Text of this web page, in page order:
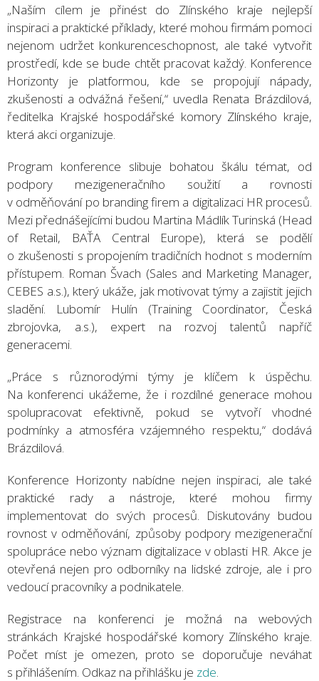
„Naším cílem je přinést do Zlínského kraje nejlepší
inspiraci a praktické příklady, které mohou firmám pomoci
nejenom udržet konkurenceschopnost, ale také vytvořit
prostředí, kde se bude chtět pracovat každý. Konference
Horizonty je platformou, kde se propojují nápady,
zkušenosti a odvážná řešení,“ uvedla Renata Brázdilová,
ředitelka Krajské hospodářské komory Zlínského kraje,
která akci organizuje.
Program konference slibuje bohatou škálu témat, od
podpory mezigeneračního soužití a rovnosti
v odměňování po branding firem a digitalizaci HR procesů.
Mezi přednášejícími budou Martina Mádlík Turinská (Head
of Retail, BAŤA Central Europe), která se podělí
o zkušenosti s propojením tradičních hodnot s moderním
přístupem. Roman Švach (Sales and Marketing Manager,
CEBES a.s.), který ukáže, jak motivovat týmy a zajistit jejich
sladění. Lubomír Hulín (Training Coordinator, Česká
zbrojovka, a.s.), expert na rozvoj talentů napříč
generacemi.
„Práce s různorodými týmy je klíčem k úspěchu.
Na konferenci ukážeme, že i rozdílné generace mohou
spolupracovat efektivně, pokud se vytvoří vhodné
podmínky a atmosféra vzájemného respektu,“ dodává
Brázdilová.
Konference Horizonty nabídne nejen inspiraci, ale také
praktické rady a nástroje, které mohou firmy
implementovat do svých procesů. Diskutovány budou
rovnost v odměňování, způsoby podpory mezigenerační
spolupráce nebo význam digitalizace v oblasti HR. Akce je
otevřená nejen pro odborníky na lidské zdroje, ale i pro
vedoucí pracovníky a podnikatele.
Registrace na konferenci je možná na webových
stránkách Krajské hospodářské komory Zlínského kraje.
Počet míst je omezen, proto se doporučuje neváhat
s přihlášením. Odkaz na přihlášku je zde.